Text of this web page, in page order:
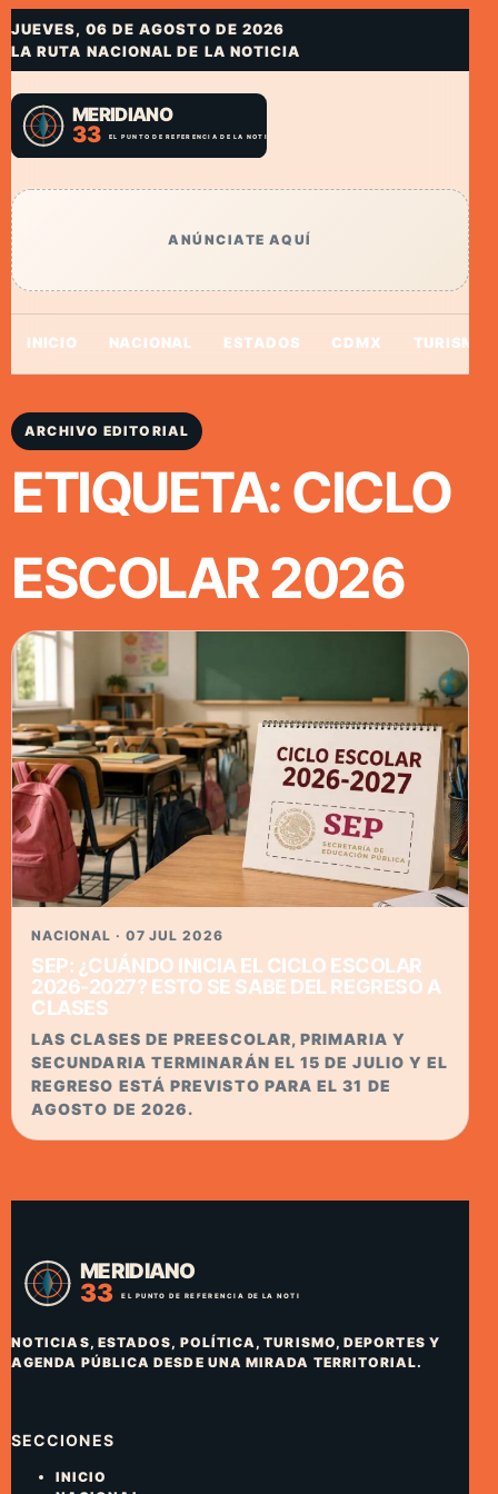
JUEVES, 06 DE AGOSTO DE 2026
LA RUTA NACIONAL DE LA NOTICIA
ANÚNCIATE AQUÍ
INICIO NACIONAL ESTADOS CDMX TURISMO
ARCHIVO EDITORIAL
ETIQUETA: CICLO
ESCOLAR 2026
NACIONAL · 07 JUL 2026
SEP: ¿CUÁNDO INICIA EL CICLO ESCOLAR
2026-2027? ESTO SE SABE DEL REGRESO A
CLASES
LAS CLASES DE PREESCOLAR, PRIMARIA Y
SECUNDARIA TERMINARÁN EL 15 DE JULIO Y EL
REGRESO ESTÁ PREVISTO PARA EL 31 DE
AGOSTO DE 2026.
NOTICIAS, ESTADOS, POLÍTICA, TURISMO, DEPORTES Y
AGENDA PÚBLICA DESDE UNA MIRADA TERRITORIAL.
SECCIONES
INICIO